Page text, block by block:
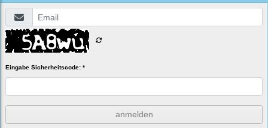
Eingabe Sicherheitscode: *
anmelden